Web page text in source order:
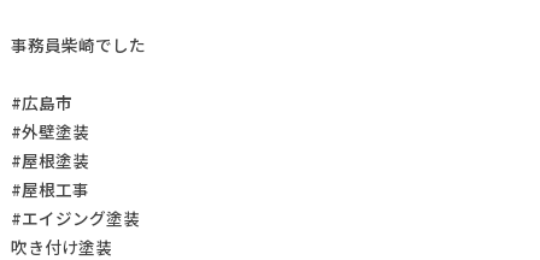
事務員柴崎でした
#広島市
#外壁塗装
#屋根塗装
#屋根工事
#エイジング塗装
吹き付け塗装